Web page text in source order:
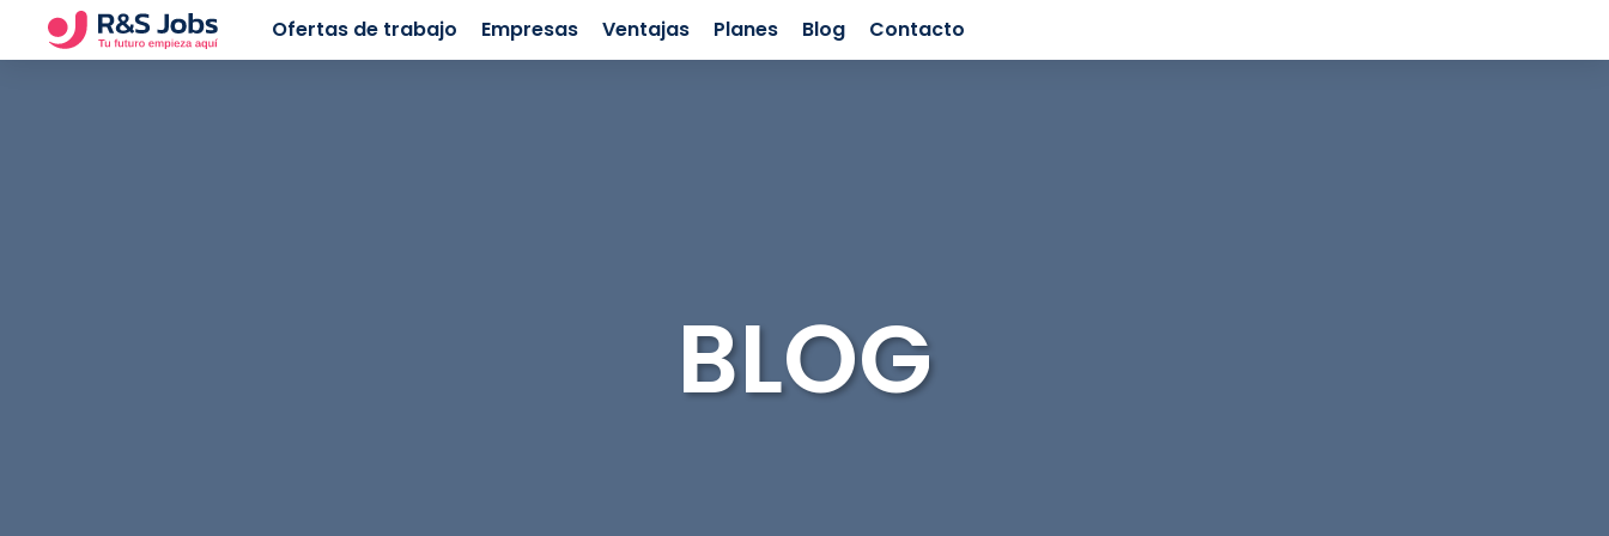
Ofertas de trabajo Empresas Ventajas Planes Blog Contacto
BLOG